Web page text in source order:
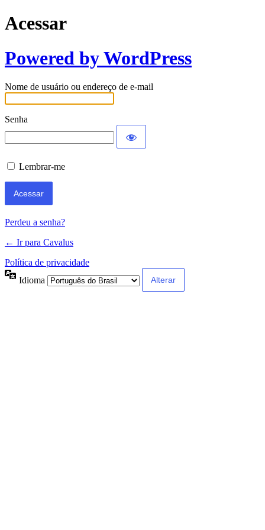
Acessar
Powered by WordPress
Nome de usuário ou endereço de e-mail
Senha
Lembrar-me
Perdeu a senha?
← Ir para Cavalus
Política de privacidade
Idioma